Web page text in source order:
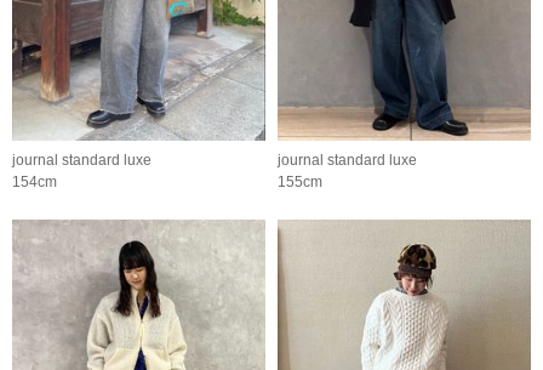
journal standard luxe
154cm
journal standard luxe
155cm